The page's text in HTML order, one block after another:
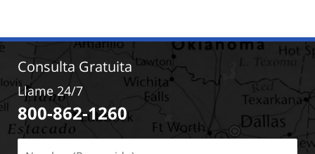
Consulta Gratuita
Llame 24/7
800-862-1260